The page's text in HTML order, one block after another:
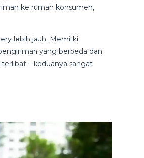
ke rumah konsumen,
lebih jauh. Memiliki
yang berbeda dan
– keduanya sangat